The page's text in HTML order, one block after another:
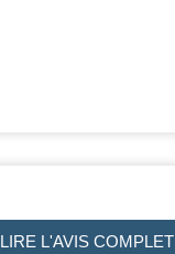
LIRE L'AVIS COMPLET